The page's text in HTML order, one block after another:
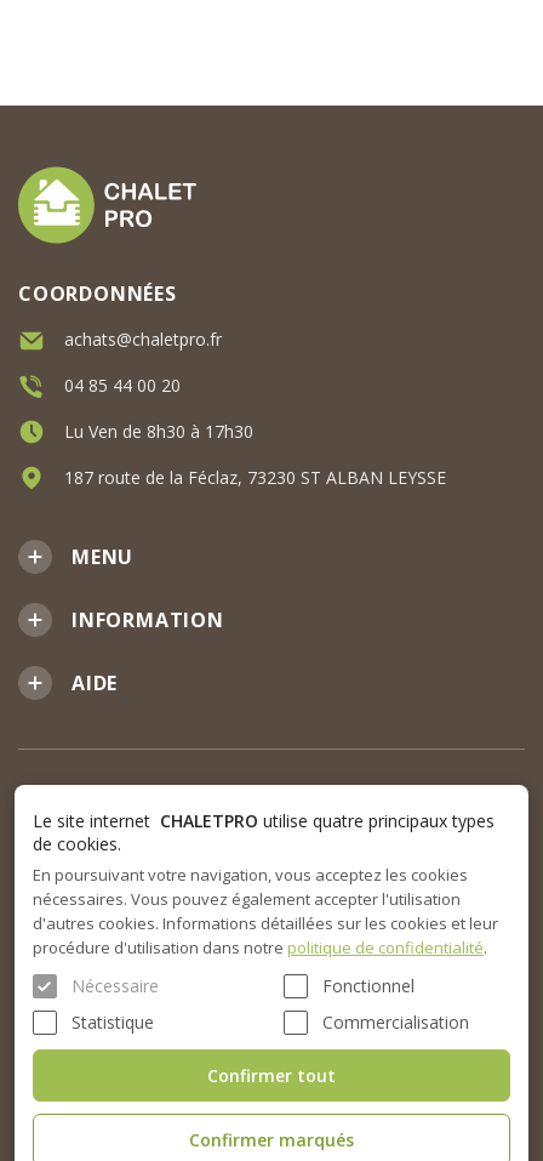
MENU
INFORMATION
AIDE
COORDONNÉES
achats@chaletpro.fr
04 85 44 00 20
Lu Ven de 8h30 à 17h30
187 route de la Féclaz, 73230 ST ALBAN LEYSSE
Le site internet CHALETPRO utilise quatre principaux types
de cookies.
En poursuivant votre navigation, vous acceptez les cookies
nécessaires. Vous pouvez également accepter l'utilisation
d'autres cookies. Informations détaillées sur les cookies et leur
procédure d'utilisation dans notre politique de confidentialité.
Nécessaire
Fonctionnel
Statistique
Commercialisation
Confirmer marqués
Confirmer tout